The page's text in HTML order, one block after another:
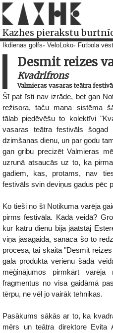
Kazhes pierakstu
Ikdienas golfs VeloLoko Futbola
Desmit reizes
Kvadrifrons
Valmieras vasaras teātra
Šī pat īsti nav izrāde, bet gan
režisora, taču mana sistēma
tālab piedēvēšu to kolektīvi
vasaras teātra festivāls šogad
dzimšanas dienu, un par godu
gan gribu precizēt Valmieras
uzrunā atsaucās uz to, ka
gadiem, kas, protams, nav
festivāls svin deviņus gadus pēc
Ko tieši no šī Notikuma varēja
pirms festivāla. Kādā veidā?
kur katru dienu bija jāatstāj
viņa jāsagaida, sanāca šo to
procesa, tai skaitā "Desmit
gala produkta vērienu šādā
mēģinājumos pirmkārt
fragmentus no visa gaidāmā
tērpu, ne vēl jo vairāk tehnikas.
Pasākums sākās ar to, ka
mērs un teātra direktore Evita